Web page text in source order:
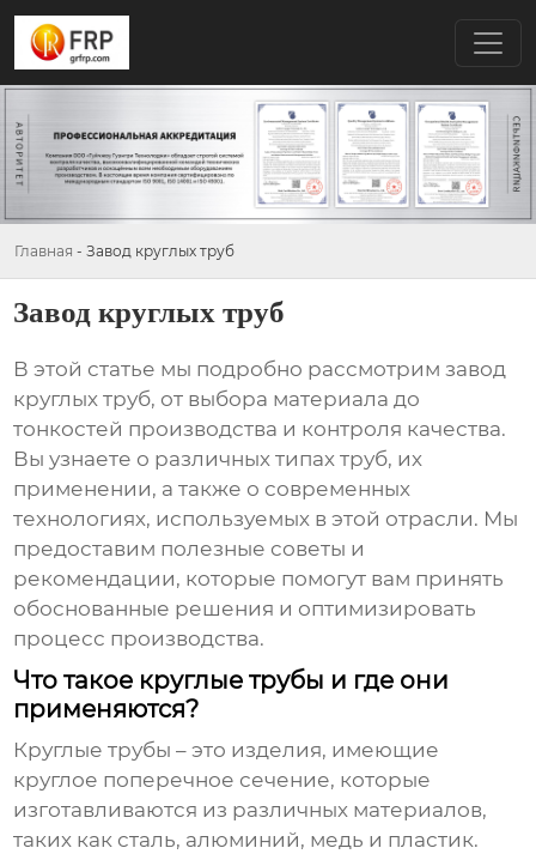
Главная - Завод круглых труб
Завод круглых труб
В этой статье мы подробно рассмотримзавод
круглых труб, от выбора материала до
тонкостей производства и контроля качества.
Вы узнаете о различных типах труб, их
применении, а также о современных
технологиях, используемых в этой отрасли. Мы
предоставим полезные советы и
рекомендации, которые помогут вам принять
обоснованные решения и оптимизировать
процесс производства.
Что такое круглые трубы и где они
применяются?
Круглые трубы – это изделия, имеющие
круглое поперечное сечение, которые
изготавливаются из различных материалов,
таких как сталь, алюминий, медь и пластик.